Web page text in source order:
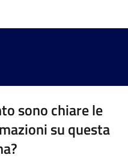
sono chiare le
su questa